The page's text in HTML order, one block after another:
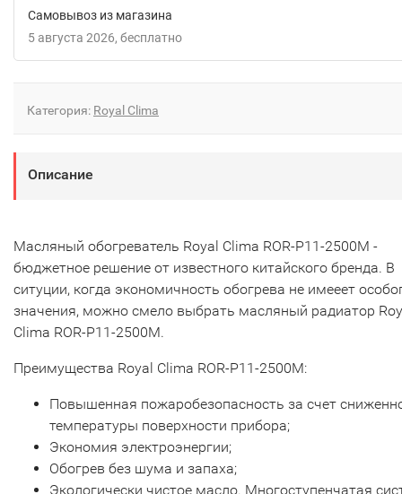
Самовывоз из магазина
5 августа 2026
Бесплатно
Категория: Royal Clima
Описание
Масляный обогреватель Royal Clima ROR-P11-2500M -
бюджетное решение от известного китайского бренда. В
ситуции, когда экономичность обогрева не имееет
значения, можно смело выбрать масляный радиатор
Clima ROR-P11-2500M.
Преимущества Royal Clima ROR-P11-2500M:
Повышенная пожаробезопасность за счет
температуры поверхности прибора;
Экономия электроэнергии;
Обогрев без шума и запаха;
Экологически чистое масло. Многоступенчатая